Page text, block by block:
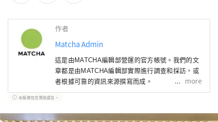
作者
Matcha Admin
這是由MATCHA編輯部營運的官方帳號。我們的文
章都是由MATCHA編輯部實際進行調查和採訪，或
者根據可靠的資訊來源撰寫而成。
more
本服務包含贊助廣告。